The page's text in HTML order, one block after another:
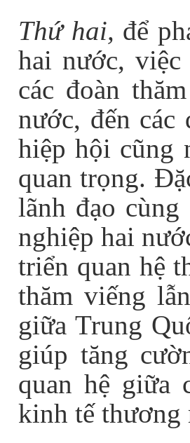
Thứ hai, để
hai nước,
các đoàn
nước, đến các
hiệp hội cũng
quan trọng.
lãnh đạo
nghiệp hai
triển quan hệ
thăm viếng
giữa Trung
giúp tăng
quan hệ giữa
kinh tế thương